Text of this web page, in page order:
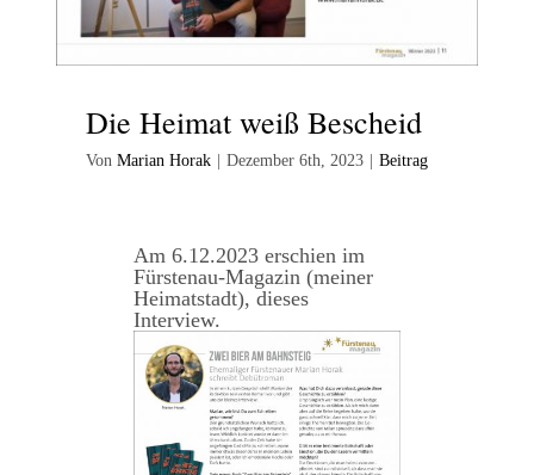
Die Heimat weiß Bescheid
Von Marian Horak Dezember 6th, 2023 Beitrag
Am 6.12.2023 erschien im
Fürstenau-Magazin (meiner
Heimatstadt), dieses
Interview.